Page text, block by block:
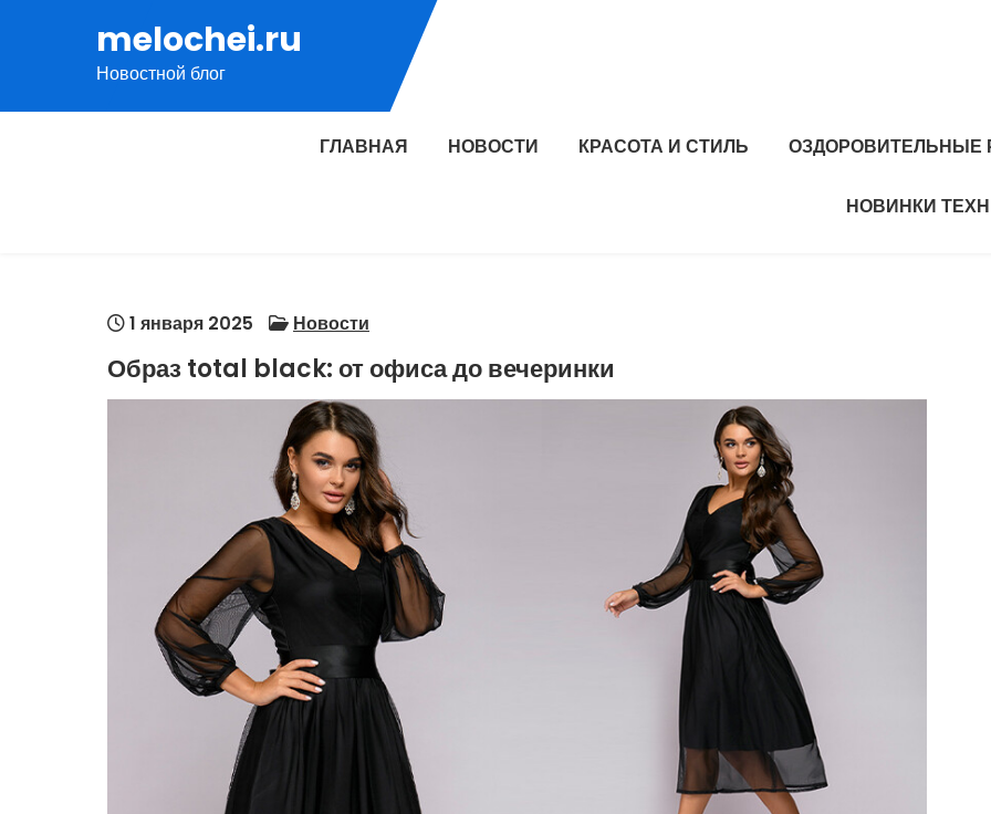
содержимому
melochei.ru
Новостной блог
ГЛАВНАЯ НОВОСТИ КРАСОТА И СТИЛЬ ОЗДОРОВИТЕЛЬНЫЕ
НОВИНКИ
1 января 2025 Новости
Образ total black: от офиса до вечеринки